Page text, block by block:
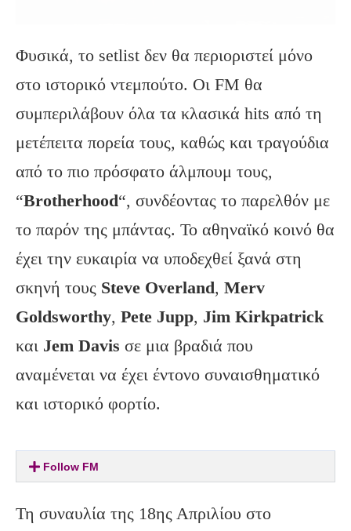
Φυσικά, το setlist δεν θα περιοριστεί μόνο
στο ιστορικό ντεμπούτο. Οι FM θα
συμπεριλάβουν όλα τα κλασικά hits από τη
μετέπειτα πορεία τους, καθώς και τραγούδια
από το πιο πρόσφατο άλμπουμ τους,
“Brotherhood“, συνδέοντας το παρελθόν με
το παρόν της μπάντας. Το αθηναϊκό κοινό θα
έχει την ευκαιρία να υποδεχθεί ξανά στη
σκηνή τους Steve Overland, Merv
Goldsworthy, Pete Jupp, Jim Kirkpatrick
και Jem Davis σε μια βραδιά που
αναμένεται να έχει έντονο συναισθηματικό
και ιστορικό φορτίο.
Follow FM
Τη συναυλία της 18ης Απριλίου στο